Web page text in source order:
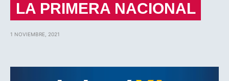
LA PRIMERA NACIONAL
1 NOVIEMBRE, 2021